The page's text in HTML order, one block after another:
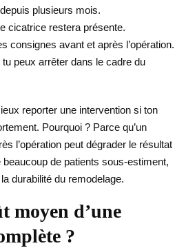
plusieurs mois.
cicatrice restera présente.
consignes avant et après l’opération.
peux arrêter dans le cadre du
reporter une intervention si ton
Pourquoi ? Parce qu’un
l’opération peut dégrader le résultat
beaucoup de patients sous-estiment,
durabilité du remodelage.
moyen d’une
?